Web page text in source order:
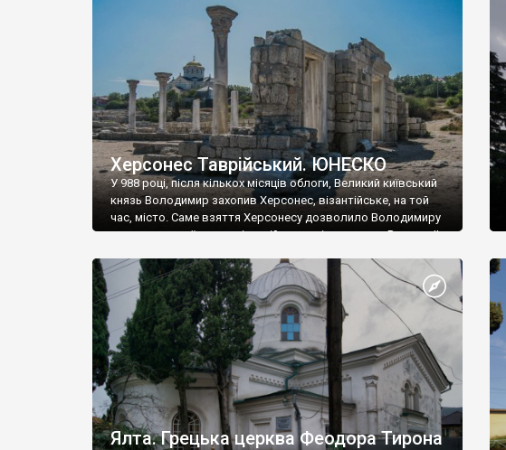
візантійської доби. Раритети викрадені з фондів об’єкту
культурної спадщини ЮНЕСКО «Херсонеса Таврійського».
Офіційно – на виставку «Золото Візантії», але експерти та
влада в Україні вважають це лише […]
Херсонес Таврійський. ЮНЕСКО
У 988 році, після кількох місяців облоги, Великий київський
князь Володимир захопив Херсонес, візантійське, на той
час, місто. Саме взяття Херсонесу дозволило Володимиру
диктувати свої умови візантійському імператору Василю ІІ,
Херсонесі Володимир-язичник, став Василем-
християнином. А потім було Хрещення Русі. На честь
Херсонесу Таврійського названо місто […]
Ялта. Грецька церква Феодора Тирона